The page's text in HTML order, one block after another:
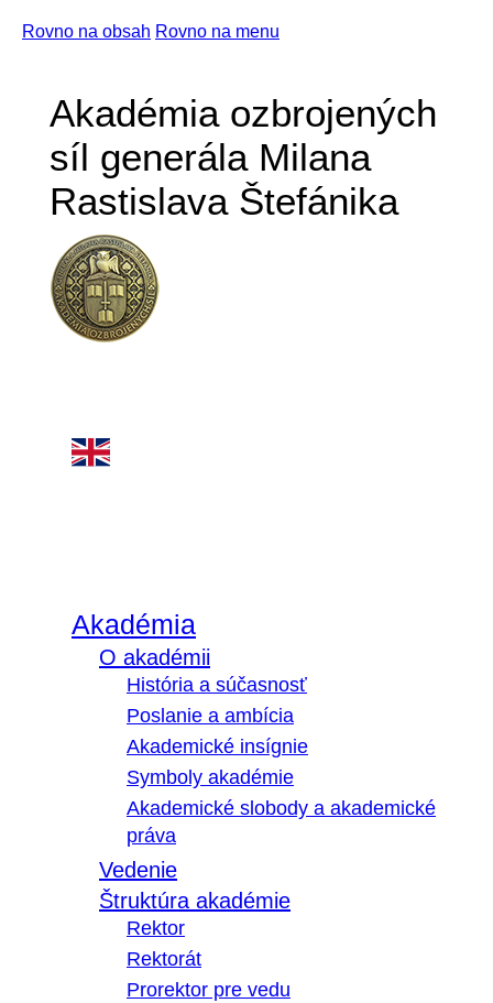
Rovno na obsah Rovno na menu
Akadémia ozbrojených
síl generála Milana
Rastislava Štefánika
Akadémia
O akadémii
História a súčasnosť
Poslanie a ambícia
Akademické insígnie
Symboly akadémie
Akademické slobody a akademické
práva
Vedenie
Štruktúra akadémie
Rektor
Rektorát
Prorektor pre vedu